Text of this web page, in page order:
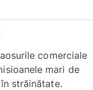
comerciale
mari de
străinătate.